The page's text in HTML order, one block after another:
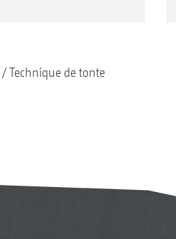
Technique de tonte